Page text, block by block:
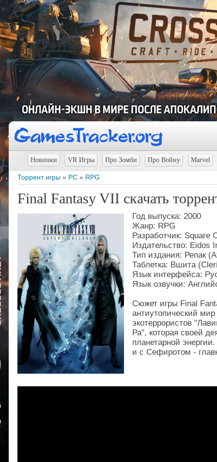
Новинки VR Игры Про Зомби Про Войну Marvel
Торрент игры » PC » RPG
Final Fantasy VII скачать
Год выпуска: 2000
Жанр: RPG
Разработчик: Square
Издательство: Eidos
Тип издания: Репак
Таблетка: Вшита
Язык интерфейса:
Язык озвучки:
Сюжет игры Final
антиутопический
экотеррористов
Ра", которая своей
планетарной
и с Сефиротом -